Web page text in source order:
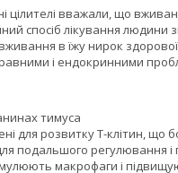
цілителі вважали, що
спосіб лікування
в їжу нирок
і ендокринними
тимуса
для розвитку Т-клітин, що
подальшого регулювання і
макрофаги і